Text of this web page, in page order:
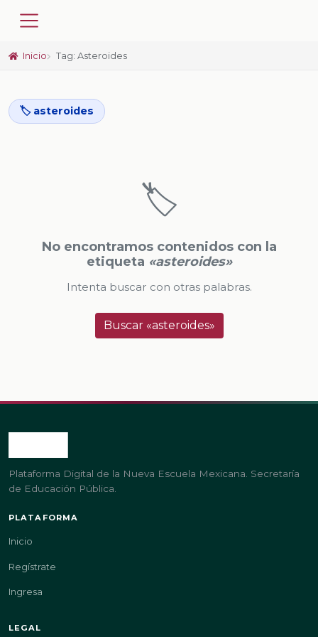
Inicio Tag: Asteroides
🏷️ asteroides
🏷️
No encontramos contenidos con la
etiqueta «asteroides»
Intenta buscar con otras palabras.
Buscar «asteroides»
Plataforma Digital de la Nueva Escuela Mexicana. Secretaría
de Educación Pública.
PLATAFORMA
Inicio
Regístrate
Ingresa
LEGAL